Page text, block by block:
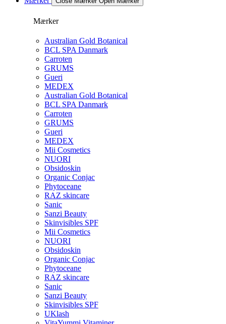
Mærker
Australian Gold Botanical
BCL SPA Danmark
Carroten
GRUMS
Gueri
MEDEX
Australian Gold Botanical
BCL SPA Danmark
Carroten
GRUMS
Gueri
MEDEX
Mii Cosmetics
NUORI
Obsidoskin
Organic Conjac
Phytoceane
RAZ skincare
Sanic
Sanzi Beauty
Skinvisibles SPF
Mii Cosmetics
NUORI
Obsidoskin
Organic Conjac
Phytoceane
RAZ skincare
Sanic
Sanzi Beauty
Skinvisibles SPF
UKlash